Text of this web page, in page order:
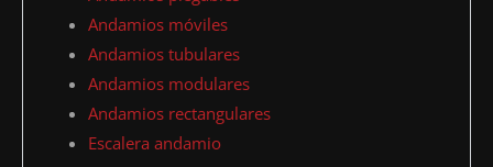
Andamios móviles
Andamios tubulares
Andamios modulares
Andamios rectangulares
Escalera andamio